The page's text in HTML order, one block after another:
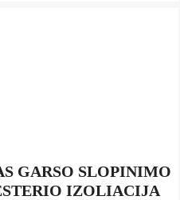
GARSO SLOPINIMO
IZOLIACIJA